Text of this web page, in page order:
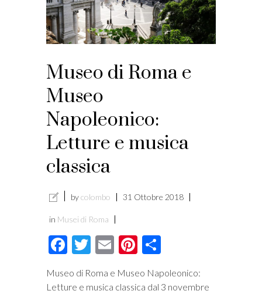
Museo di Roma e
Museo
Napoleonico:
Letture e musica
classica
bycolombo 31 Ottobre 2018
in Musei di Roma
Facebook
Twitter
EmailPinterest
Museo di Roma e Museo Napoleonico:
Letture e musica classica dal 3 novembre